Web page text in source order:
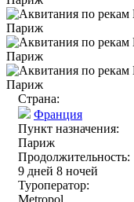
Страна:
Франция
Пункт назначения:
Париж
Продолжительность:
9 дней 8 ночей
Туроператор: